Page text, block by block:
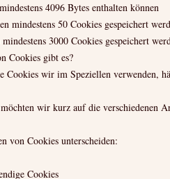
4096 Bytes enthalten können
mindestens 50 Cookies gespeichert
3000 Cookies gespeichert
Cookies gibt es?
Cookies wir im Speziellen verwenden,
wir kurz auf die verschiedenen
von Cookies unterscheiden:
Cookies